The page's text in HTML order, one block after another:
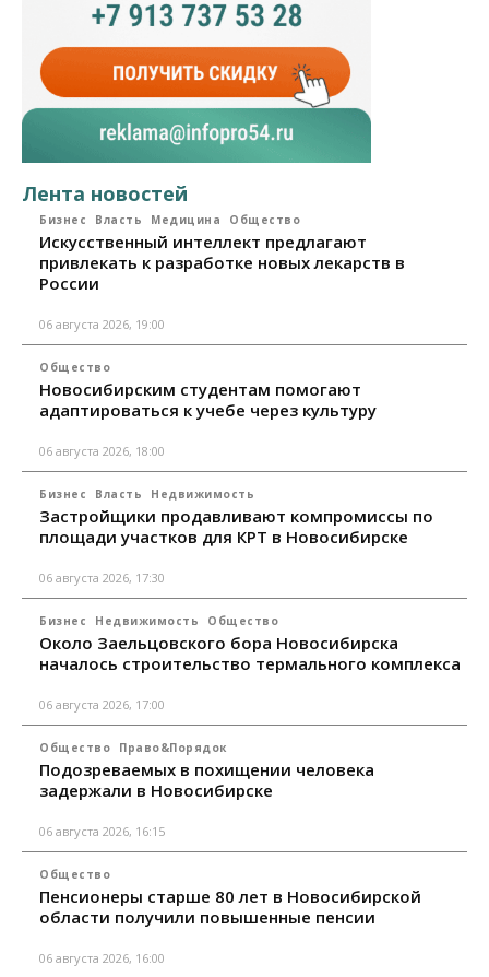
Лента новостей
Бизнес Власть Медицина Общество
Искусственный интеллект предлагают
привлекать к разработке новых лекарств в
России
06 августа 2026, 19:00
Общество
Новосибирским студентам помогают
адаптироваться к учебе через культуру
06 августа 2026, 18:00
Бизнес Власть Недвижимость
Застройщики продавливают компромиссы по
площади участков для КРТ в Новосибирске
06 августа 2026, 17:30
Бизнес Недвижимость Общество
Около Заельцовского бора Новосибирска
началось строительство термального комплекса
06 августа 2026, 17:00
Общество Право&Порядок
Подозреваемых в похищении человека
задержали в Новосибирске
06 августа 2026, 16:15
Общество
Пенсионеры старше 80 лет в Новосибирской
области получили повышенные пенсии
06 августа 2026, 16:00